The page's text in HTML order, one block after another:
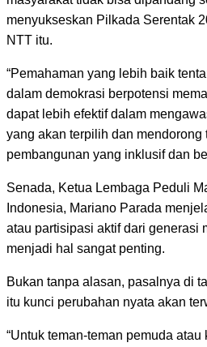
menyukseskan Pilkada Serentak
NTT itu.
“Pemahaman yang lebih baik
dalam demokrasi berpotensi
dapat lebih efektif dalam
yang akan terpilih dan mendorong
pembangunan yang inklusif dan
Senada, Ketua Lembaga Peduli
Indonesia, Mariano Parada
atau partisipasi aktif dari generasi
menjadi hal sangat penting.
Bukan tanpa alasan, pasalnya di
itu kunci perubahan nyata akan
“Untuk teman-teman pemuda